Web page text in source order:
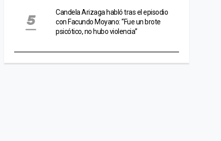
Candela Arizaga habló tras el episodio
con Facundo Moyano: “Fue un brote
psicótico, no hubo violencia”